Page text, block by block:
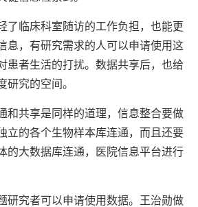
了临床科室随访的工作负担，也能更
息，有研究需求的人可以申请使用这
患者生活的打扰。数据共享后，也给
研究的空间。
和共享是同样的道理，信息整合要做
立的各个生物样本库连通，而且还要
的大数据库连通，医院信息平台进行
研究者可以申请使用数据。王治勋做